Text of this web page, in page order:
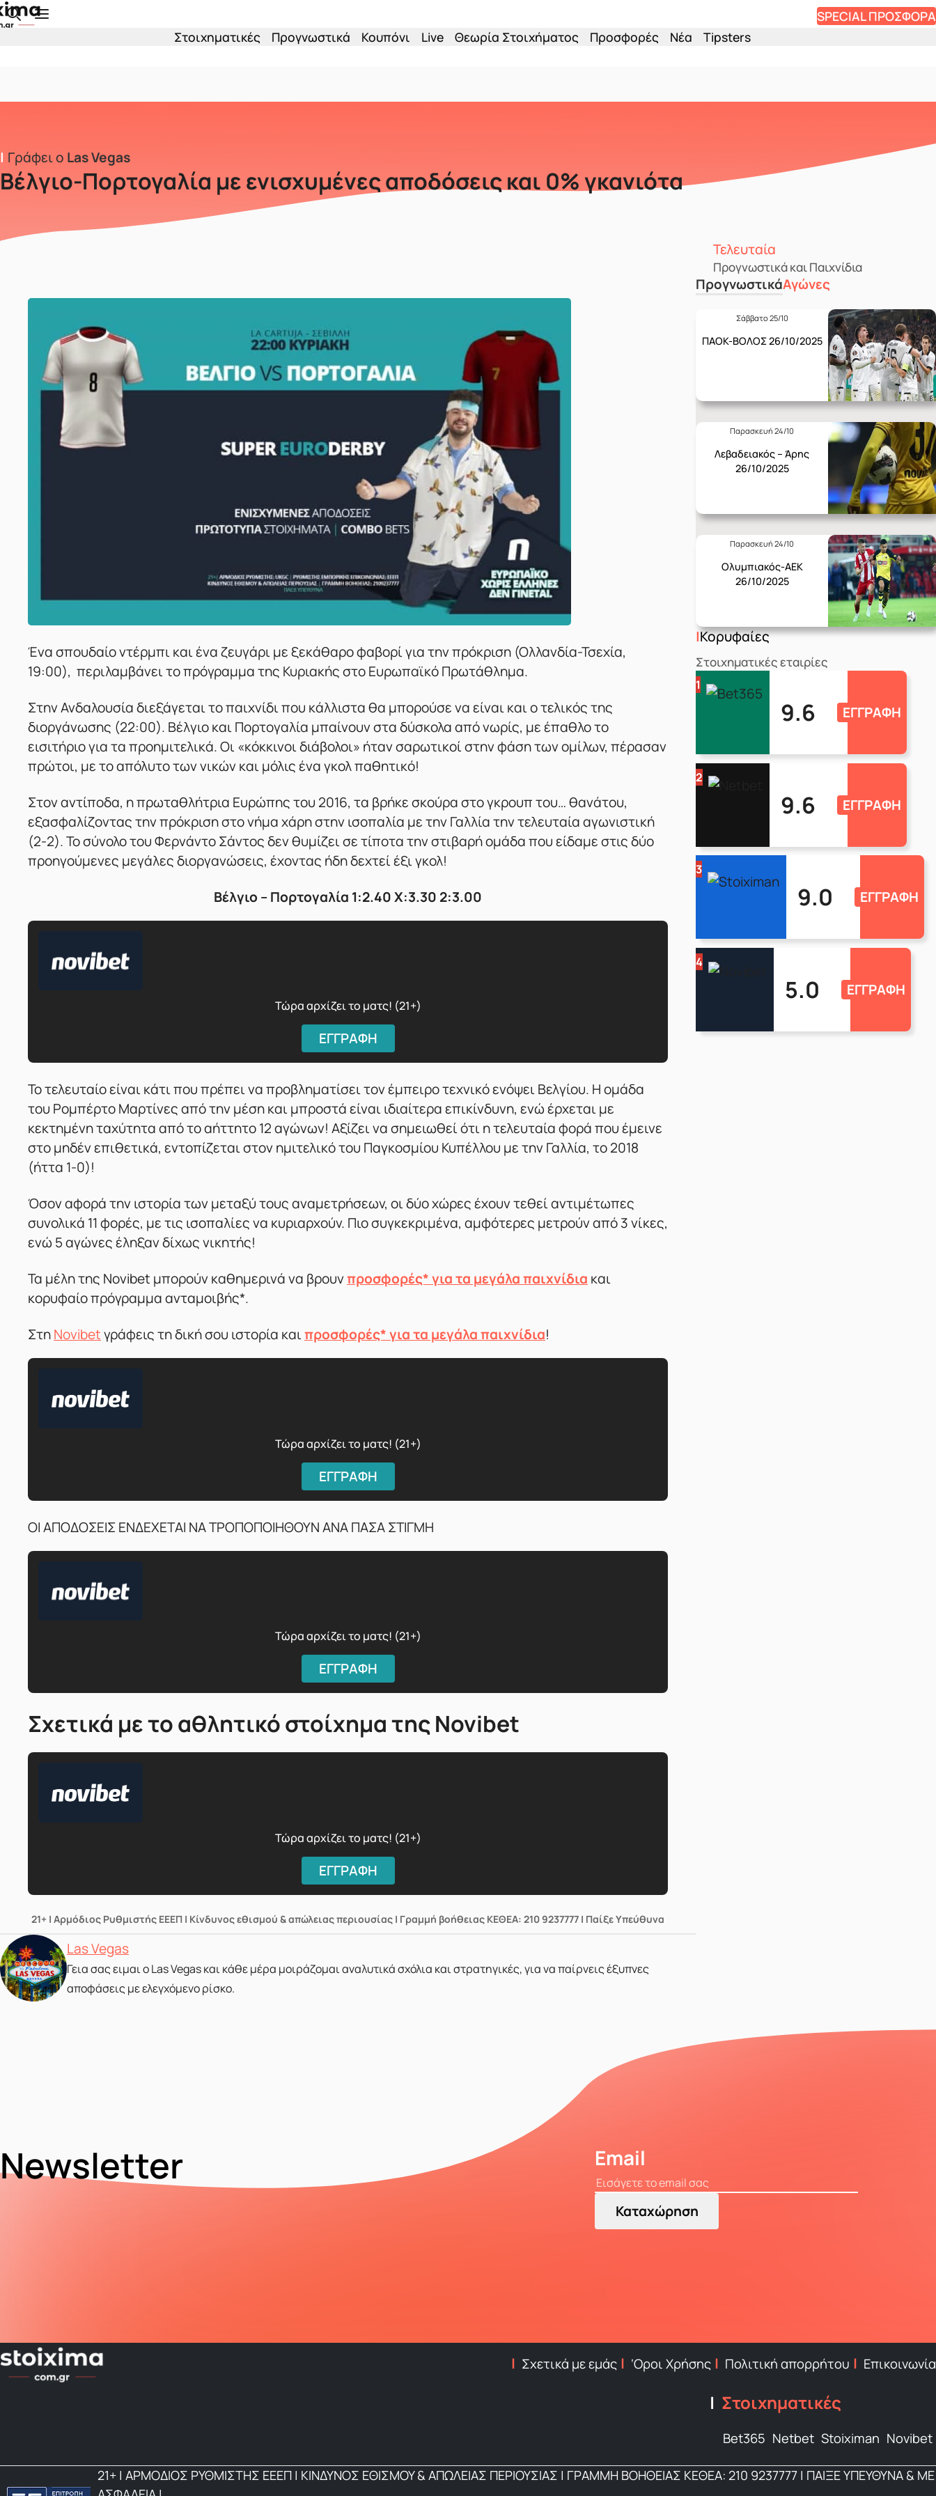
Skip to main content
SPECIAL ΠΡΟΣΦΟΡΑ
Στοιχηματικές
Προγνωστικά Κουπόνι Live Θεωρία Στοιχήματος Προσφορές Νέα Tipsters
Γράφει ο Las Vegas
Βέλγιο-Πορτογαλία με ενισχυμένες αποδόσεις και 0% γκανιότα
Τελευταία
Προγνωστικά και Παιχνίδια
ΠρογνωστικάΑγώνες
Σάββατο 25/10
ΠΑΟΚ-ΒΟΛΟΣ 26/10/2025
Παρασκευή 24/10
Λεβαδειακός – Άρης
26/10/2025
Παρασκευή 24/10
Ολυμπιακός-ΑΕΚ
26/10/2025
Κορυφαίες
Στοιχηματικές εταιρίες
1
9.6 ΕΓΓΡΑΦΗ
2
9.6 ΕΓΓΡΑΦΗ
3
9.0 ΕΓΓΡΑΦΗ
4
5.0 ΕΓΓΡΑΦΗ
Ένα σπουδαίο ντέρμπι και ένα ζευγάρι με ξεκάθαρο φαβορί για την πρόκριση (Ολλανδία-Τσεχία,
19:00), περιλαμβάνει το πρόγραμμα της Κυριακής στο Ευρωπαϊκό Πρωτάθλημα.
Στην Ανδαλουσία διεξάγεται το παιχνίδι που κάλλιστα θα μπορούσε να είναι και ο τελικός της
διοργάνωσης (22:00). Βέλγιο και Πορτογαλία μπαίνουν στα δύσκολα από νωρίς, με έπαθλο το
εισιτήριο για τα προημιτελικά. Οι «κόκκινοι διάβολοι» ήταν σαρωτικοί στην φάση των ομίλων, πέρασαν
πρώτοι, με το απόλυτο των νικών και μόλις ένα γκολ παθητικό!
Στον αντίποδα, η πρωταθλήτρια Ευρώπης του 2016, τα βρήκε σκούρα στο γκρουπ του… θανάτου,
εξασφαλίζοντας την πρόκριση στο νήμα χάρη στην ισοπαλία με την Γαλλία την τελευταία αγωνιστική
(2-2). Το σύνολο του Φερνάντο Σάντος δεν θυμίζει σε τίποτα την στιβαρή ομάδα που είδαμε στις δύο
προηγούμενες μεγάλες διοργανώσεις, έχοντας ήδη δεχτεί έξι γκολ!
Βέλγιο – Πορτογαλία 1:2.40 X:3.30 2:3.00
Τώρα αρχίζει το ματς! (21+)
ΕΓΓΡΑΦΗ
Το τελευταίο είναι κάτι που πρέπει να προβληματίσει τον έμπειρο τεχνικό ενόψει Βελγίου. Η ομάδα
του Ρομπέρτο Μαρτίνες από την μέση και μπροστά είναι ιδιαίτερα επικίνδυνη, ενώ έρχεται με
κεκτημένη ταχύτητα από το αήττητο 12 αγώνων! Αξίζει να σημειωθεί ότι η τελευταία φορά που έμεινε
στο μηδέν επιθετικά, εντοπίζεται στον ημιτελικό του Παγκοσμίου Κυπέλλου με την Γαλλία, το 2018
(ήττα 1-0)!
Όσον αφορά την ιστορία των μεταξύ τους αναμετρήσεων, οι δύο χώρες έχουν τεθεί αντιμέτωπες
συνολικά 11 φορές, με τις ισοπαλίες να κυριαρχούν. Πιο συγκεκριμένα, αμφότερες μετρούν από 3 νίκες,
ενώ 5 αγώνες έληξαν δίχως νικητής!
Τα μέλη της Novibet μπορούν καθημερινά να βρουνπροσφορές* για τα μεγάλα παιχνίδια και
κορυφαίο πρόγραμμα ανταμοιβής*.
ΣτηNovibetγράφεις τη δική σου ιστορία καιπροσφορές* για τα μεγάλα παιχνίδια!
Τώρα αρχίζει το ματς! (21+)
ΕΓΓΡΑΦΗ
ΟΙ ΑΠΟΔΟΣΕΙΣ ΕΝΔΕΧΕΤΑΙ ΝΑ ΤΡΟΠΟΠΟΙΗΘΟΥΝ ΑΝΑ ΠΑΣΑ ΣΤΙΓΜΗ
Τώρα αρχίζει το ματς! (21+)
ΕΓΓΡΑΦΗ
Σχετικά με το αθλητικό στοίχημα της Novibet
Τώρα αρχίζει το ματς! (21+)
ΕΓΓΡΑΦΗ
21+ | Αρμόδιος Ρυθμιστής ΕΕΕΠ | Κίνδυνος εθισμού & απώλειας περιουσίας | Γραμμή βοήθειας ΚΕΘΕΑ: 210 9237777 | Παίξε Υπεύθυνα
Posted by
Las Vegas
Γεια σας ειμαι ο Las Vegas και κάθε μέρα μοιράζομαι αναλυτικά σχόλια και στρατηγικές, για να παίρνεις έξυπνες
αποφάσεις με ελεγχόμενο ρίσκο.
Newsletter Email
Καταχώρηση
Σχετικά με εμάς ‘Οροι Χρήσης Πολιτική απορρήτου Επικοινωνία
Στοιχηματικές
Bet365 Netbet Stoiximan Novibet
21+ | ΑΡΜΟΔΙΟΣ ΡΥΘΜΙΣΤΗΣ ΕΕΕΠ | ΚΙΝΔΥΝΟΣ ΕΘΙΣΜΟΥ & ΑΠΩΛΕΙΑΣ ΠΕΡΙΟΥΣΙΑΣ | ΓΡΑΜΜΗ ΒΟΗΘΕΙΑΣ ΚΕΘΕΑ: 210 9237777 | ΠΑΙΞΕ ΥΠΕΥΘΥΝΑ & ΜΕ